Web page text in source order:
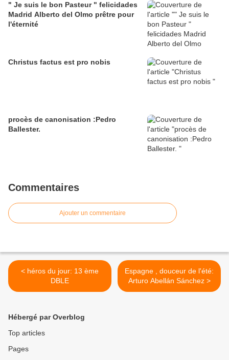
" Je suis le bon Pasteur " felicidades
Madrid Alberto del Olmo prêtre pour
l'éternité
Christus factus est pro nobis
procès de canonisation :Pedro
Ballester.
Commentaires
Ajouter un commentaire
< héros du jour: 13 ème
DBLE
Espagne , douceur de l'été:
Arturo Abellán Sánchez >
Hébergé par Overblog
Top articles
Pages